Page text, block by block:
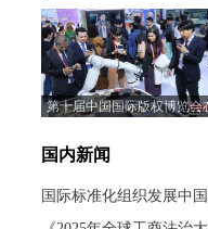
第十届中国国际版权博览会
国内新闻